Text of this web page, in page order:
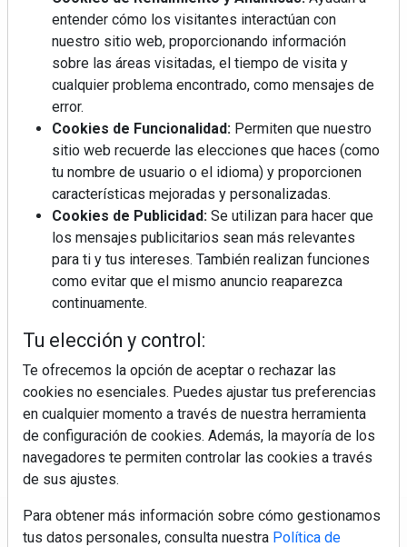
habla con el corazón
Colágeno, vitamina C y otros activos ¿son más
efectivos en la piel o en suplementos orales?
Regístrate y accede a contenidos
entender cómo los visitantes interactúan con
nuestro sitio web, proporcionando información
sobre las áreas visitadas, el tiempo de visita y
cualquier problema encontrado, como mensajes de
error.
Cookies de Funcionalidad: Permiten que nuestro
sitio web recuerde las elecciones que haces (como
tu nombre de usuario o el idioma) y proporcionen
características mejoradas y personalizadas.
Cookies de Publicidad: Se utilizan para hacer que
los mensajes publicitarios sean más relevantes
para ti y tus intereses. También realizan funciones
como evitar que el mismo anuncio reaparezca
continuamente.
Tu elección y control:
Te ofrecemos la opción de aceptar o rechazar las
cookies no esenciales. Puedes ajustar tus preferencias
en cualquier momento a través de nuestra herramienta
de configuración de cookies. Además, la mayoría de los
navegadores te permiten controlar las cookies a través
de sus ajustes.
Para obtener más información sobre cómo gestionamos
tus datos personales, consulta nuestra Política de